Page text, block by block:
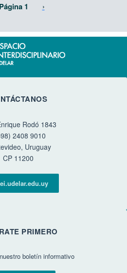
Página 1 Siguiente página
›
Rodó 1843
2408 9010
Uruguay
CP 11200
PRIMERO
boletín informativo